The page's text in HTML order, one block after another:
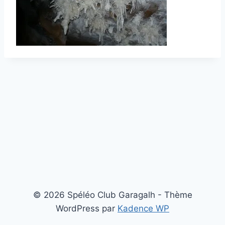
© 2026 Spéléo Club Garagalh - Thème
WordPress par Kadence WP